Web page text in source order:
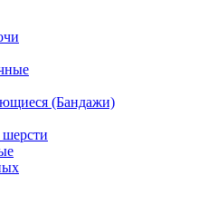
(Бандажи)